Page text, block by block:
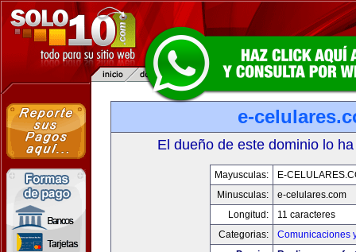
e-
El dueño de este dominio lo
Mayusculas:
E-
Minusculas:
e-celulares.com
Longitud:
11 caracteres
Categorias:
Comunicaciones